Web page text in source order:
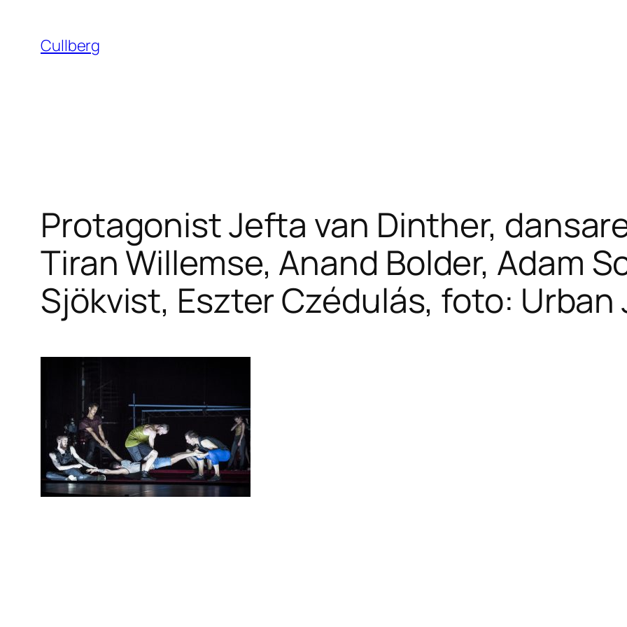
innehåll
Cullberg
Protagonist Jefta van Dinther,
Tiran Willemse, Anand Bolder, Adam
Sjökvist, Eszter Czédulás, foto: Urban